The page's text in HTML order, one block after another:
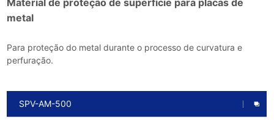
Material de proteção de superfície para placas de
metal
Para proteção do metal durante o processo de curvatura e
perfuração.
SPV-AM-500